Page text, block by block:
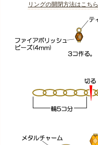
リングの開閉方法はこちら